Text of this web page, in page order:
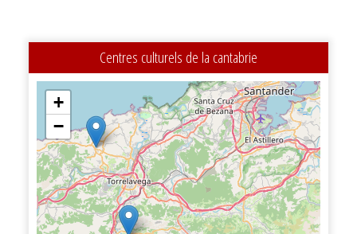
Centres culturels de la cantabrie
+
−